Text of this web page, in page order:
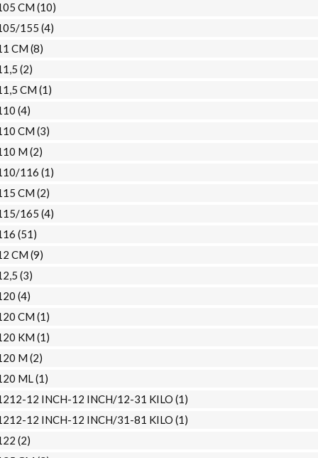
CM (10)
155 (4)
CM (8)
(2)
CM (1)
(4)
CM (3)
M (2)
116 (1)
CM (2)
165 (4)
(51)
CM (9)
(3)
(4)
CM (1)
KM (1)
M (2)
ML(1)
12 INCH-12 INCH/12-31 KILO (1)
12 INCH-12 INCH/31-81 KILO (1)
(2)